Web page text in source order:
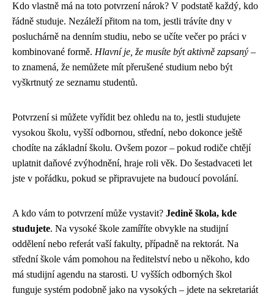
Kdo vlastně má na toto potvrzení nárok? V podstatě každý, kdo
řádně studuje. Nezáleží přitom na tom, jestli trávíte dny v
posluchárně na denním studiu, nebo se učíte večer po práci v
kombinované formě. Hlavní je, že musíte být aktivně zapsaný –
to znamená, že nemůžete mít přerušené studium nebo být
vyškrtnutý ze seznamu studentů.
Potvrzení si můžete vyřídit bez ohledu na to, jestli studujete
vysokou školu, vyšší odbornou, střední, nebo dokonce ještě
chodíte na základní školu. Ovšem pozor – pokud rodiče chtějí
uplatnit daňové zvýhodnění, hraje roli věk. Do šestadvaceti let
jste v pořádku, pokud se připravujete na budoucí povolání.
A kdo vám to potvrzení může vystavit? Jedině škola, kde
studujete. Na vysoké škole zamíříte obvykle na studijní
oddělení nebo referát vaší fakulty, případně na rektorát. Na
střední škole vám pomohou na ředitelství nebo u někoho, kdo
má studijní agendu na starosti. U vyšších odborných škol
funguje systém podobně jako na vysokých – jdete na sekretariát